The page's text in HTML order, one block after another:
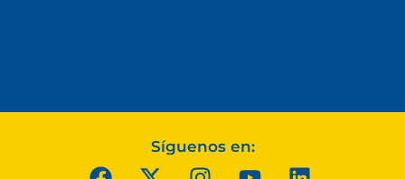
Síguenos en: